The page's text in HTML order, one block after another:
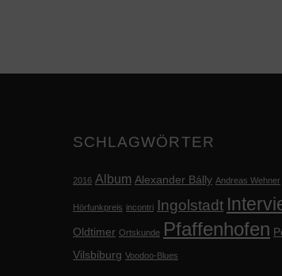
SCHLAGWÖRTER
2016 Album Alexander Bálly Andreas Wehner
Hörfunkpreis incontri Ingolstadt
Oldtimer Ortskunde Pfaffenhofen
Vilsbiburg Voodoo-Blues